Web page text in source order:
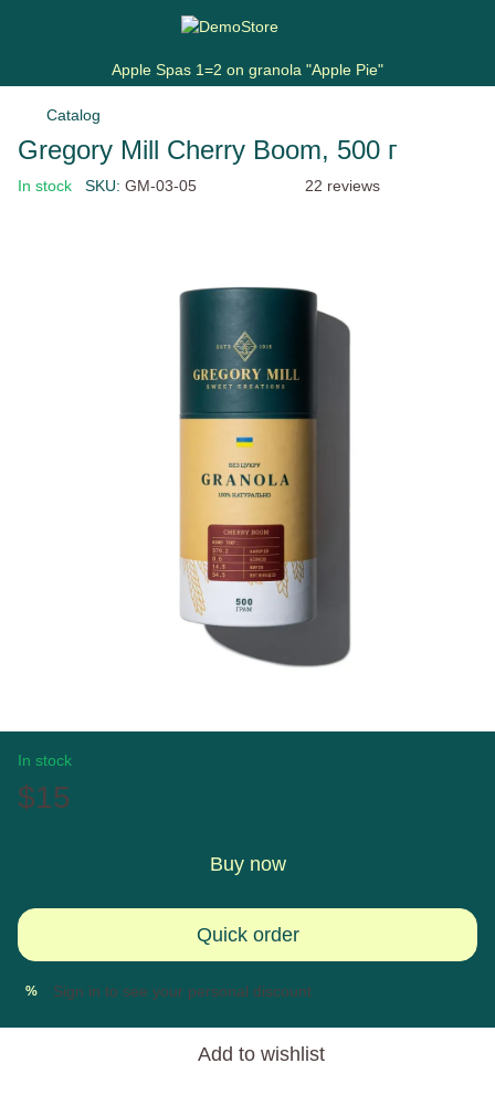
Apple Spas 1=2 on granola "Apple Pie"
Catalog
Gregory Mill Cherry Boom, 500 г
In stock SKU: GM-03-05 22 reviews
In stock
$15
Buy now
Quick order
% Sign in to see your personal discount
Add to wishlist